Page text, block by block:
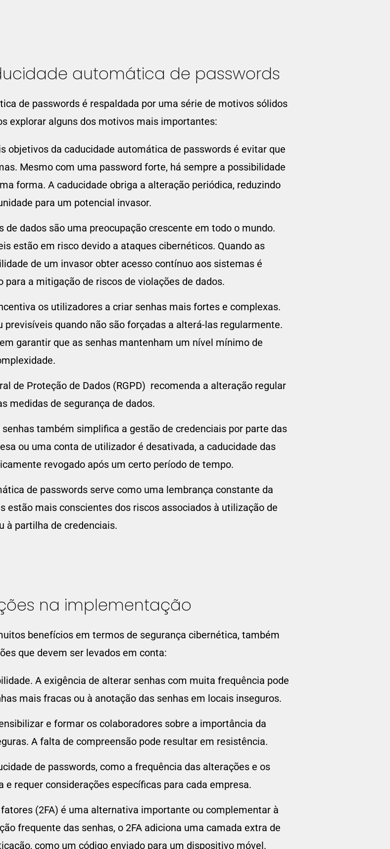
automática de passwords
de passwords é respaldada por uma série de motivos sólidos
explorar alguns dos motivos mais importantes:
objetivos da caducidade automática de passwords é evitar que
Mesmo com uma password forte, há sempre a possibilidade
forma. A caducidade obriga a alteração periódica, reduzindo
para um potencial invasor.
de dados são uma preocupação crescente em todo o mundo.
estão em risco devido a ataques cibernéticos. Quando as
de um invasor obter acesso contínuo aos sistemas é
a mitigação de riscos de violações de dados.
os utilizadores a criar senhas mais fortes e complexas.
quando não são forçadas a alterá-las regularmente.
garantir que as senhas mantenham um nível mínimo de
de Proteção de Dados (RGPD) recomenda a alteração regular
medidas de segurança de dados.
também simplifica a gestão de credenciais por parte das
ou uma conta de utilizador é desativada, a caducidade das
revogado após um certo período de tempo.
de passwords serve como uma lembrança constante da
mais conscientes dos riscos associados à utilização de
à partilha de credenciais.
na implementação
benefícios em termos de segurança cibernética, também
que devem ser levados em conta:
A exigência de alterar senhas com muita frequência pode
mais fracas ou à anotação das senhas em locais inseguros.
e formar os colaboradores sobre a importância da
A falta de compreensão pode resultar em resistência.
de passwords, como a frequência das alterações e os
requer considerações específicas para cada empresa.
(2FA) é uma alternativa importante ou complementar à
frequente das senhas, o 2FA adiciona uma camada extra de
como um código enviado para um dispositivo móvel.